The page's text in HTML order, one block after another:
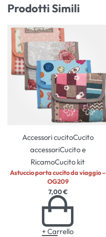
Prodotti Simili
Accessori cucitoCucito
accessoriCucito e
RicamoCucito kit
Astuccio porta cucito da viaggio –
OG209
7,00€
+ Carrello